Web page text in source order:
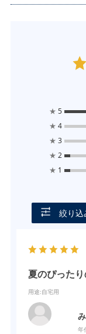
★ 5
★ 4
★ 3
★ 2
★ 1
絞り込
夏のぴったり
用途:自宅用
年